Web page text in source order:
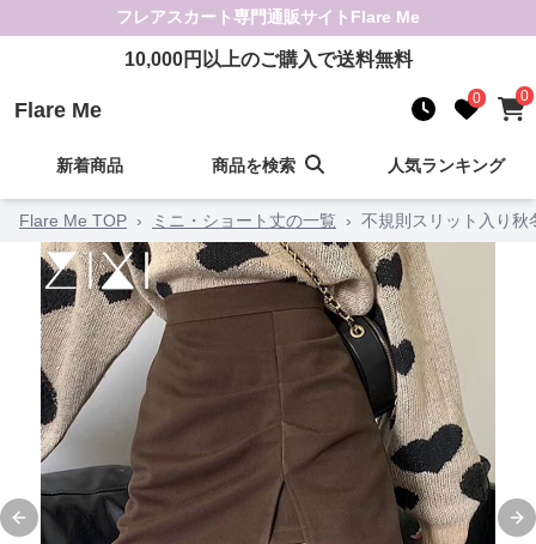
フレアスカート専門通販サイト Flare Me
10,000円以上のご購入で送料無料
Flare Me 0 0
新着商品 商品を検索 人気ランキング
Flare Me TOP › ミニ・ショート丈の一覧 › 不規則スリット入り秋
Previous slide